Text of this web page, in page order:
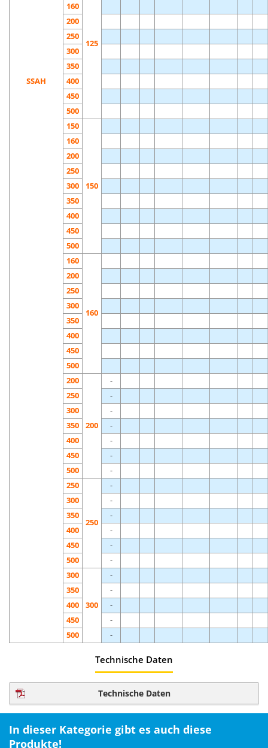
SSAH
125
160
200
250
300
350
400
450
500
150
150
160
200
250
300
350
400
450
500
160
160
200
250
300
350
400
450
500
200
200
-
250
-
300
-
350
-
400
-
450
-
500
-
250
250
-
300
-
350
-
400
-
450
-
500
-
300
300
-
350
-
400
-
450
-
500
-
Technische Daten
Technische Daten
In dieser Kategorie gibt es auch diese
Produkte!